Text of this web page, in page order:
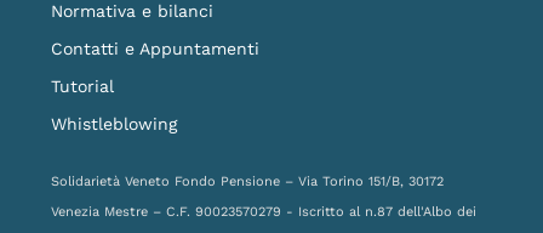
Normativa e bilanci
Contatti e Appuntamenti
Tutorial
Whistleblowing
Solidarietà Veneto Fondo Pensione – Via Torino 151/B, 30172
Venezia Mestre – C.F. 90023570279 - Iscritto al n.87 dell'Albo dei